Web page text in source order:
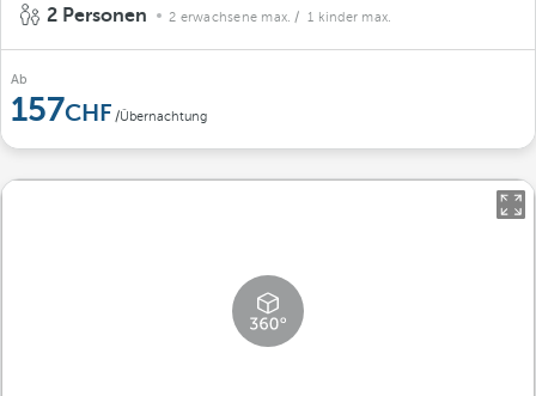
2 Personen 2 erwachsene max. / 1 kinder max.
Ab
157 /Übernachtung